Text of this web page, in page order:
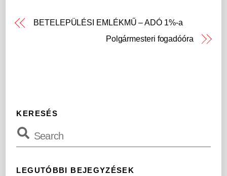
BETELEPÜLÉSI EMLÉKMŰ – ADÓ 1%-a
Polgármesteri fogadóóra
KERESÉS
LEGUTÓBBI BEJEGYZÉSEK